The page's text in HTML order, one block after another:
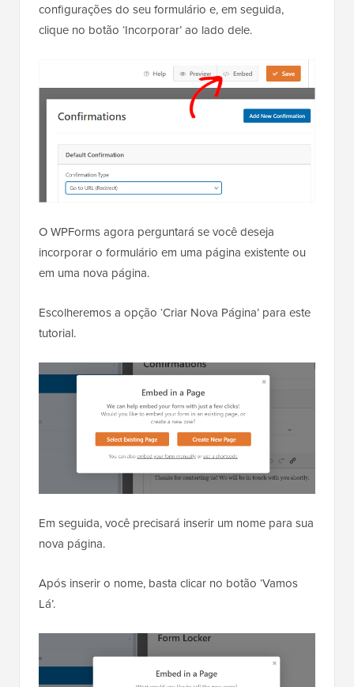
configurações do seu formulário e, em seguida,
clique no botão ‘Incorporar’ ao lado dele.
O WPForms agora perguntará se você deseja
incorporar o formulário em uma página existente ou
em uma nova página.
Escolheremos a opção ‘Criar Nova Página’ para este
tutorial.
Em seguida, você precisará inserir um nome para sua
nova página.
Após inserir o nome, basta clicar no botão ‘Vamos
Lá’.